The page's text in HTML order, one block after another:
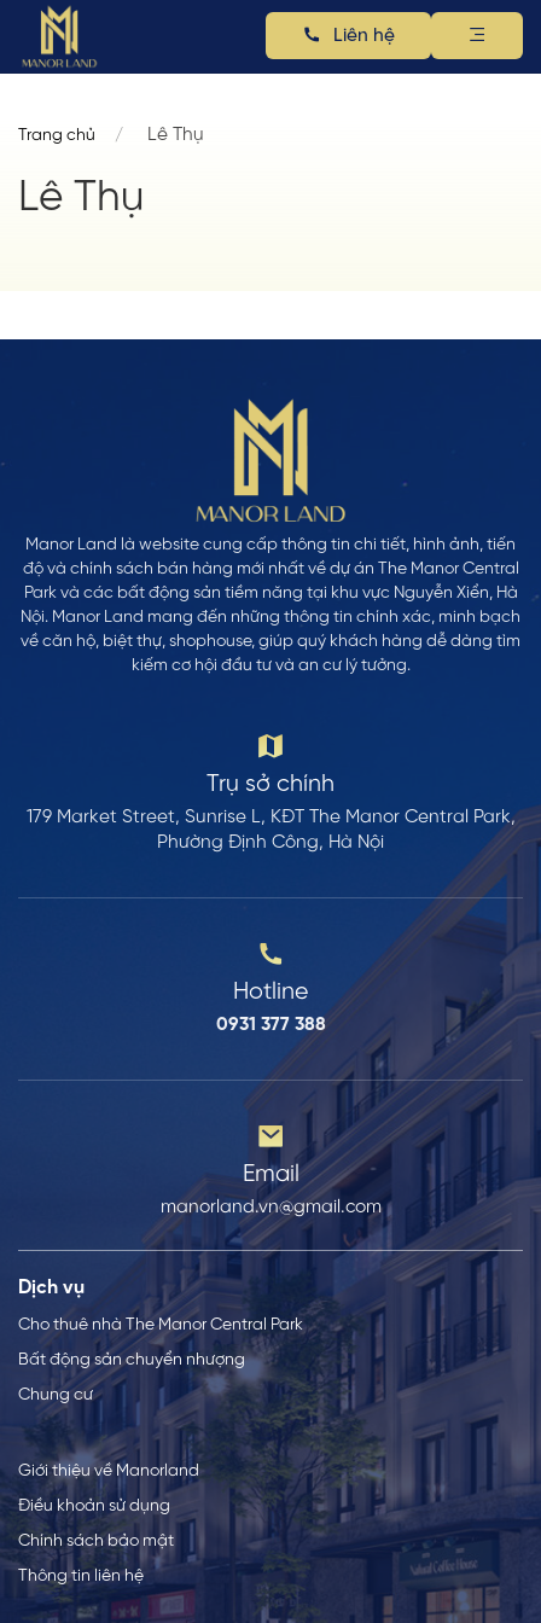
Liên hệ
Trang chủ Lê Thụ
Lê Thụ
Manor Land là website cung cấp thông tin chi tiết, hình ảnh, tiến
độ và chính sách bán hàng mới nhất về dự án The Manor Central
Park và các bất động sản tiềm năng tại khu vực Nguyễn Xiển, Hà
Nội. Manor Land mang đến những thông tin chính xác, minh bạch
về căn hộ, biệt thự, shophouse, giúp quý khách hàng dễ dàng tìm
kiếm cơ hội đầu tư và an cư lý tưởng.
Trụ sở chính
179 Market Street, Sunrise L, KĐT The Manor Central Park,
Phường Định Công, Hà Nội
Hotline
0931 377 388
Email
manorland.vn@gmail.com
Dịch vụ
Cho thuê nhà The Manor Central Park
Bất động sản chuyển nhượng
Chung cư
Giới thiệu về Manorland
Điều khoản sử dụng
Chính sách bảo mật
Thông tin liên hệ